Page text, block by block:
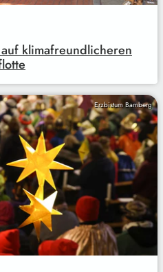
klimafreundlicheren
Erzbistum Bamberg